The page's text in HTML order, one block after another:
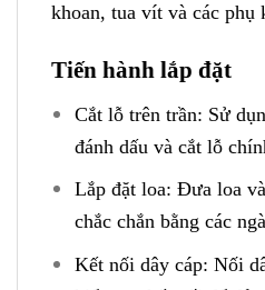
khoan, tua vít và các phụ
Tiến hành lắp đặt
Cắt lỗ trên trần: Sử
đánh dấu và cắt lỗ
Lắp đặt loa: Đưa loa
chắc chắn bằng các
Kết nối dây cáp: Nối